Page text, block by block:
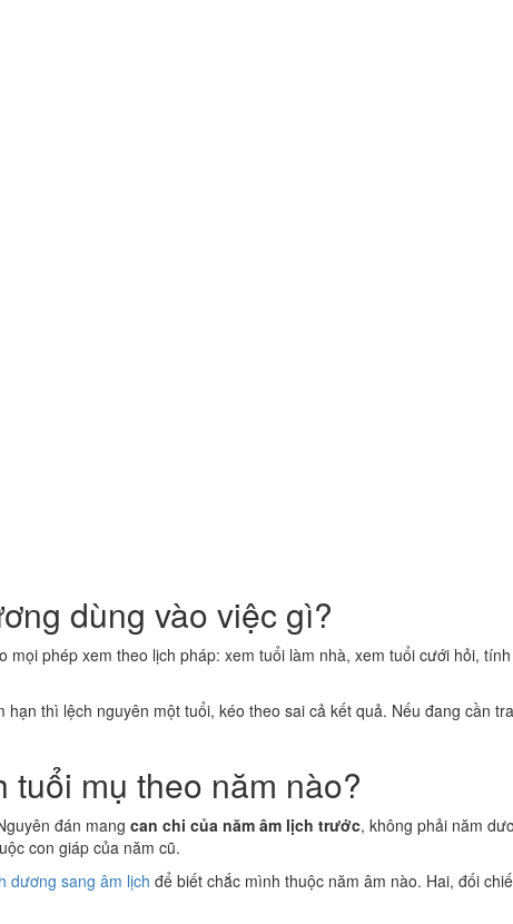
dùng vào việc gì?
mọi phép xem theo lịch pháp: xem tuổi làm nhà, xem tuổi cưới hỏi,
thì lệch nguyên một tuổi, kéo theo sai cả kết quả. Nếu đang cần
mụ theo năm nào?
đán mang can chi của năm âm lịch trước, không phải năm
con giáp của năm cũ.
dương sang âm lịch để biết chắc mình thuộc năm âm nào. Hai, đối